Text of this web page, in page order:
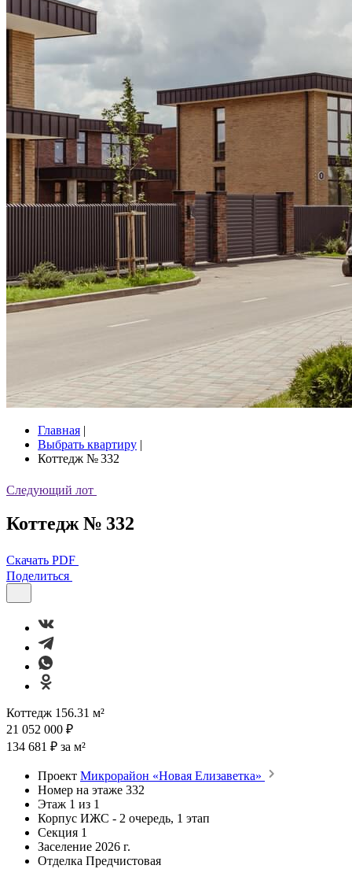
Главная |
Выбрать квартиру |
Коттедж № 332
Следующий лот
Коттедж № 332
Скачать PDF
Поделиться
Коттедж 156.31 м²
21 052 000 ₽
134 681 ₽ за м²
Проект Микрорайон «Новая Елизаветка»
Номер на этаже 332
Этаж 1 из 1
Корпус ИЖС - 2 очередь, 1 этап
Секция 1
Заселение 2026 г.
Отделка Предчистовая